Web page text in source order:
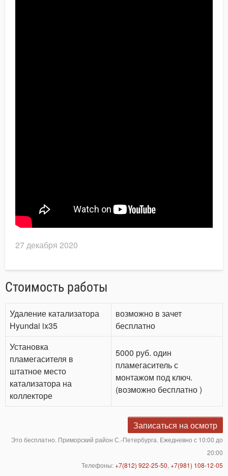
27 декабря 2020
Стоимость работы
Удаление катализатора
Hyundai ix35
возможно в зачет
бесплатно
Установка
пламегасителя в
штатное место
катализатора на
коллекторе
5000 руб. один
пламегаситель с
монтажом под ключ.
(возможно бесплатно )
Записаться на осмотр
Это бесплатно. Приморский район С.-Петербурга. Ежедневно с 10:00 до
20:00
Телефоны:+7(812) 922-25-50, +7(981) 108-12-05